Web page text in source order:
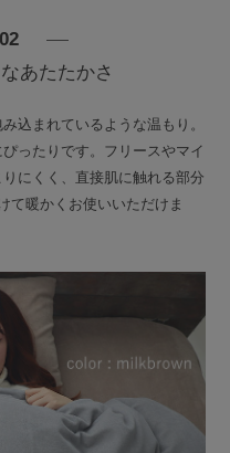
02
あたたかさ
込まれているような温もり。
ったりです。フリースやマイ
にくく、直接肌に触れる部分
て暖かくお使いいただけま